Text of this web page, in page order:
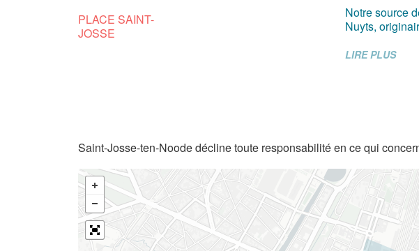
PLACE SAINT-
JOSSE
Notre source
Nuyts,
LIRE PLUS
Saint-Josse-ten-Noode décline toute responsabilité en ce qui